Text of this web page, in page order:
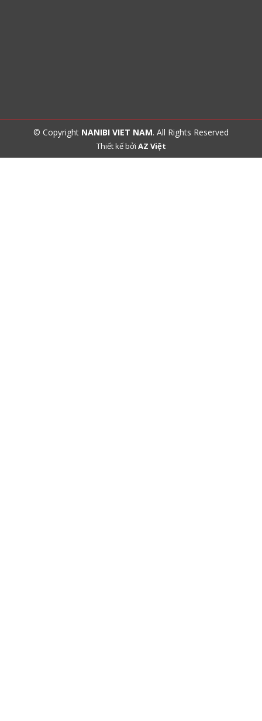
© Copyright NANIBI VIET NAM. All Rights Reserved
Thiết kế bởi AZ Việt